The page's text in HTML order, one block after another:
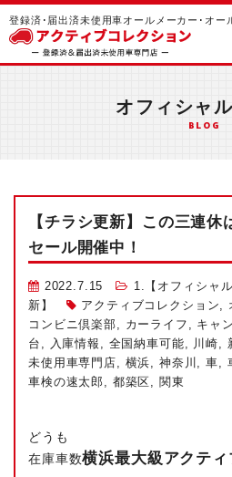
登録済･届出済未使用車オールメーカー･オー
オフィシャ
BLOG
【チラシ更新】この三連休
セール開催中！
2022.7.15 1.【オフィシャル
新】
アクティブコレクション,
コンビニ倶楽部, カーライフ , キャ
台 , 入庫情報 , 全国納車可能, 川崎,
未使用車専門店 , 横浜, 神奈川 ,車,
車検の速太郎 , 都築区 , 関東
どうも
在庫車数横浜最大級アクテ